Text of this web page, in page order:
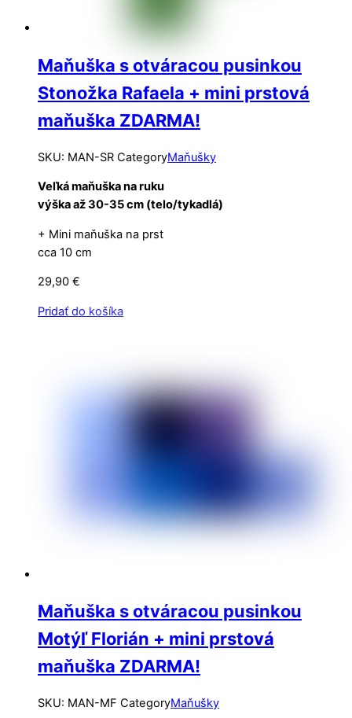
Maňuška s otváracou pusinkou
Stonožka Rafaela + mini prstová
maňuška ZDARMA!
SKU: MAN-SR CategoryMaňušky
Veľká maňuška na ruku
výška až 30-35 cm (telo/tykadlá)
+ Mini maňuška na prst
cca 10 cm
29,90 €
Pridať do košíka
Maňuška s otváracou pusinkou
Motýľ Florián + mini prstová
maňuška ZDARMA!
SKU: MAN-MF CategoryMaňušky